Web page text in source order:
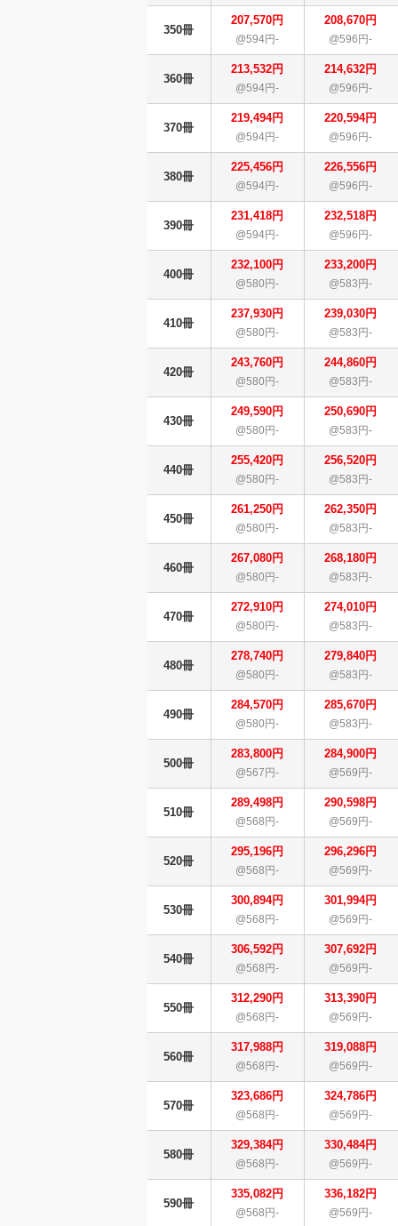
350冊
207,570円
@594円-
208,670円
@596円-
360冊
213,532円
@594円-
214,632円
@596円-
370冊
219,494円
@594円-
220,594円
@596円-
380冊
225,456円
@594円-
226,556円
@596円-
390冊
231,418円
@594円-
232,518円
@596円-
400冊
232,100円
@580円-
233,200円
@583円-
410冊
237,930円
@580円-
239,030円
@583円-
420冊
243,760円
@580円-
244,860円
@583円-
430冊
249,590円
@580円-
250,690円
@583円-
440冊
255,420円
@580円-
256,520円
@583円-
450冊
261,250円
@580円-
262,350円
@583円-
460冊
267,080円
@580円-
268,180円
@583円-
470冊
272,910円
@580円-
274,010円
@583円-
480冊
278,740円
@580円-
279,840円
@583円-
490冊
284,570円
@580円-
285,670円
@583円-
500冊
283,800円
@567円-
284,900円
@569円-
510冊
289,498円
@568円-
290,598円
@569円-
520冊
295,196円
@568円-
296,296円
@569円-
530冊
300,894円
@568円-
301,994円
@569円-
540冊
306,592円
@568円-
307,692円
@569円-
550冊
312,290円
@568円-
313,390円
@569円-
560冊
317,988円
@568円-
319,088円
@569円-
570冊
323,686円
@568円-
324,786円
@569円-
580冊
329,384円
@568円-
330,484円
@569円-
590冊
335,082円
@568円-
336,182円
@569円-